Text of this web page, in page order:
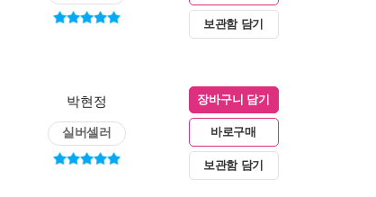
보관함 담기
박현정
실버셀러
장바구니 담기
바로구매
보관함 담기